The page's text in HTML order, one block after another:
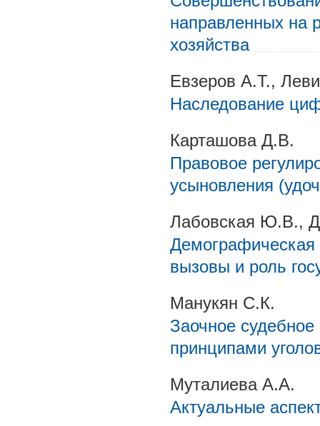
направленных на
хозяйства
Евзеров А.Т.,
Наследование
Карташова Д.В.
Правовое
усыновления
Лабовская Ю.В.,
Демографическая
вызовы и роль
Манукян С.К.
Заочное
принципами
Муталиева А.А.
Актуальные